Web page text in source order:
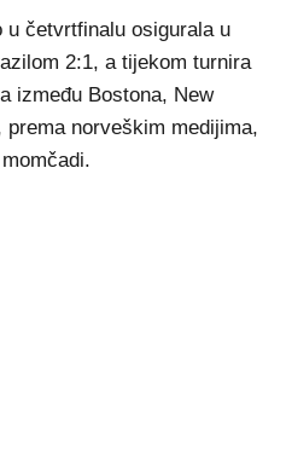
četvrtfinalu osigurala u
2:1, a tijekom turnira
između Bostona, New
norveškim medijima,